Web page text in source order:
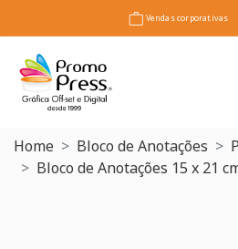
Vendas corporativas
Home Bloco de Anotações
Bloco de Anotações 15 x 21